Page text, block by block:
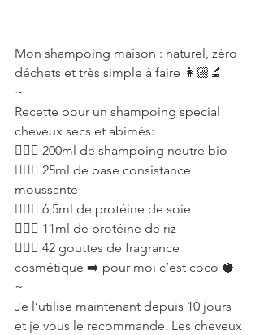
Mon shampoing maison : naturel, zéro
déchets et très simple à faire 👩🏼‍🔬
~
Recette pour un shampoing special
cheveux secs et abimés:
💆🏼‍♀️ 200ml de shampoing neutre bio
💆🏼‍♀️ 25ml de base consistance
moussante
💆🏼‍♀️ 6,5ml de protéine de soie
💆🏼‍♀️ 11ml de protéine de riz
💆🏼‍♀️ 42 gouttes de fragrance
cosmétique ➡️ pour moi c’est coco 🥥
~
Je l’utilise maintenant depuis 10 jours
et je vous le recommande. Les cheveux